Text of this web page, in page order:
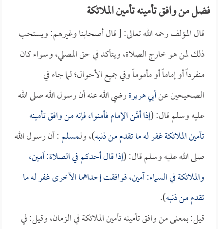
فضل من وافق تأمينه تأمين الملائكة
قال المؤلف رحمه الله تعالى: [ قال أصحابنا وغيرهم: ويستحب
ذلك لمن هو خارج الصلاة، ويتأكد في حق المصلي، وسواء كان
منفرداً أو إماماً أو مأموماً وفي جميع الأحوال؛ لما جاء في
الصحيحين عنأبي هريرةرضي الله عنه أن رسول الله صلى الله
عليه وسلم قال: (إذا أمَّن الإمام فأمنوا، فإنه من وافق تأمينه
تأمين الملائكة غفر له ما تقدم من ذنبه)، ولـمسلم: أن رسول الله
صلى الله عليه وسلم قال: (إذا قال أحدكم في الصلاة: آمين،
والملائكة في السماء: آمين، فوافقت إحداهما الأخرى غفر له ما
تقدم من ذنبه).
قيل: بمعنى من وافق تأمينه تأمين الملائكة في الزمان، وقيل: في